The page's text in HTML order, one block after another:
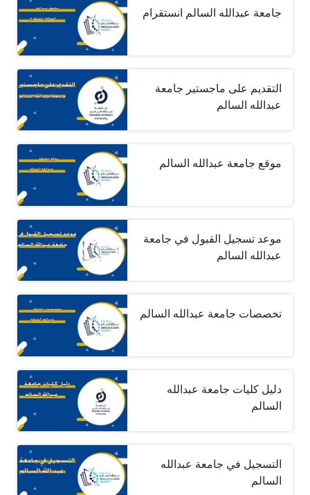
جامعة عبدالله السالم انستقرام
التقديم على ماجستير جامعة
عبدالله السالم
موقع جامعة عبدالله السالم
موعد تسجيل القبول في جامعة
عبدالله السالم
تخصصات جامعة عبدالله السالم
دليل كليات جامعة عبدالله
السالم
التسجيل في جامعة عبدالله
السالم